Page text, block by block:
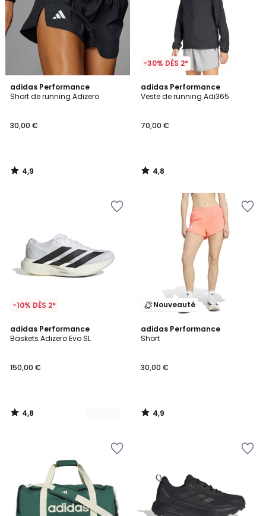
adidas Performance
Short de running Adizero
30,00 €
4,9
/ 5
4,9
/
-30% DÈS 2*
adidas Performance
Veste de running Adi365
70,00 €
4,8
/ 5
4,8
/
-10% DÈS 2*
adidas Performance
Baskets Adizero Evo SL
150,00 €
4,8
/ 5
2
Couleurs
4,8
/
Nouveauté
adidas Performance
Short
30,00 €
4,9
/ 5
4,9
/